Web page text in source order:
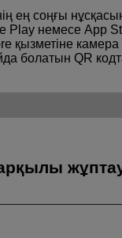
ең соңғы
немесе App
қызметіне камера
болатын QR